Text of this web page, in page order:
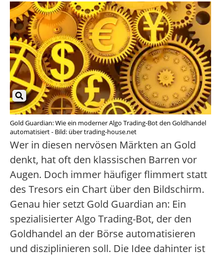
Gold Guardian: Wie ein moderner Algo Trading-Bot den Goldhandel
automatisiert - Bild: über trading-house.net
Wer in diesen nervösen Märkten an Gold
denkt, hat oft den klassischen Barren vor
Augen. Doch immer häufiger flimmert statt
des Tresors ein Chart über den Bildschirm.
Genau hier setzt Gold Guardian an: Ein
spezialisierter Algo Trading-Bot, der den
Goldhandel an der Börse automatisieren
und disziplinieren soll. Die Idee dahinter ist